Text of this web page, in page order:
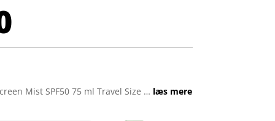
Mist SPF50 75 ml Travel Size … læs mere